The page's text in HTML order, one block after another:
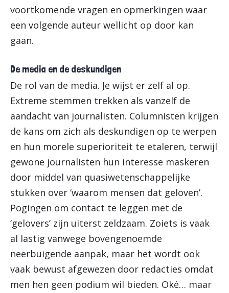
voortkomende vragen en opmerkingen waar
een volgende auteur wellicht op door kan
gaan.
De media en de deskundigen
De rol van de media. Je wijst er zelf al op.
Extreme stemmen trekken als vanzelf de
aandacht van journalisten. Columnisten krijgen
de kans om zich als deskundigen op te werpen
en hun morele superioriteit te etaleren, terwijl
gewone journalisten hun interesse maskeren
door middel van quasiwetenschappelijke
stukken over ‘waarom mensen dat geloven’.
Pogingen om contact te leggen met de
‘gelovers’ zijn uiterst zeldzaam. Zoiets is vaak
al lastig vanwege bovengenoemde
neerbuigende aanpak, maar het wordt ook
vaak bewust afgewezen door redacties omdat
men hen geen podium wil bieden. Oké… maar